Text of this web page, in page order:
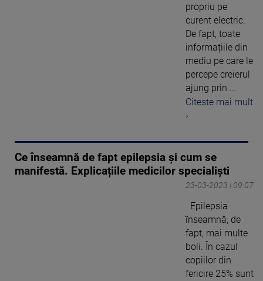
propriu pe
curent electric.
De fapt, toate
informațiile din
mediu pe care le
percepe creierul
ajung prin ...
Citeste mai mult
›
Ce înseamnă de fapt epilepsia și cum se
manifestă. Explicațiile medicilor specialiști
23-03-2023 | 09:07
Epilepsia
înseamnă, de
fapt, mai multe
boli. În cazul
copiilor din
fericire 25% sunt